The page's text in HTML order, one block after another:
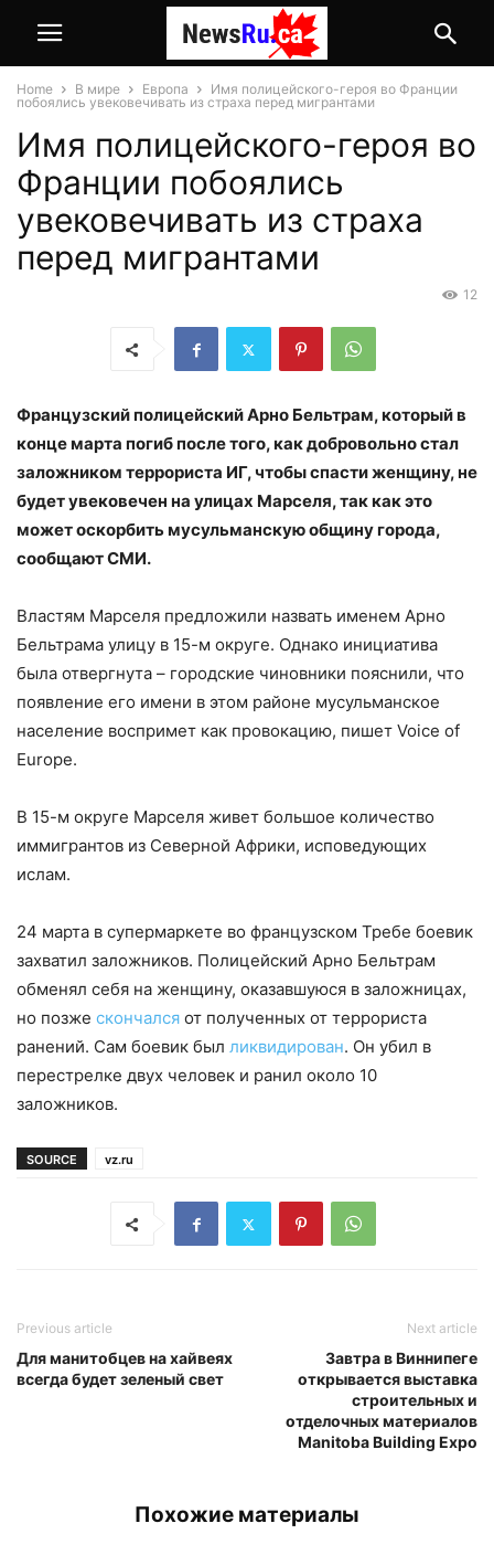
Home В мире Европа
Имя полицейского-героя во Франции
побоялись увековечивать из страха перед мигрантами
Имя полицейского-героя во
Франции побоялись
увековечивать из страха
перед мигрантами
12
Французский полицейский Арно Бельтрам, который в
конце марта погиб после того, как добровольно стал
заложником террориста ИГ, чтобы спасти женщину, не
будет увековечен на улицах Марселя, так как это
может оскорбить мусульманскую общину города,
сообщают СМИ.
Властям Марселя предложили назвать именем Арно
Бельтрама улицу в 15-м округе. Однако инициатива
была отвергнута – городские чиновники пояснили, что
появление его имени в этом районе мусульманское
население воспримет как провокацию, пишет Voice of
Europe.
В 15-м округе Марселя живет большое количество
иммигрантов из Северной Африки, исповедующих
ислам.
24 марта в супермаркете во французском Требе боевик
захватил заложников. Полицейский Арно Бельтрам
обменял себя на женщину, оказавшуюся в заложницах,
но позже скончался от полученных от террориста
ранений. Сам боевик был ликвидирован. Он убил в
перестрелке двух человек и ранил около 10
заложников.
SOURCE vz.ru
Previous article
Для манитобцев на хайвеях
всегда будет зеленый свет
Next article
Завтра в Виннипеге
открывается выставка
строительных и
отделочных материалов
Manitoba Building Expo
Похожие материалы